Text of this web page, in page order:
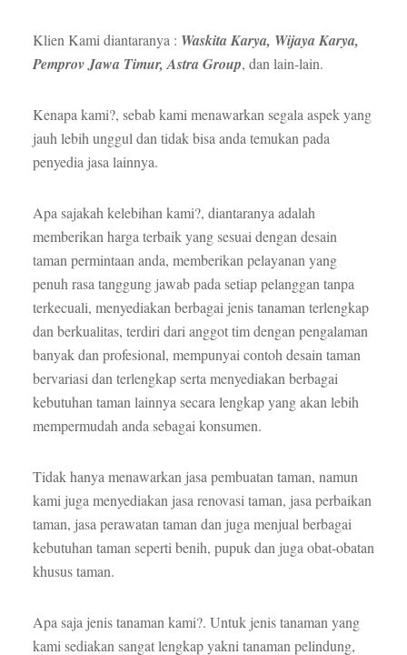
Klien Kami diantaranya : Waskita Karya, Wijaya Karya,
Pemprov Jawa Timur, Astra Group, dan lain-lain.
Kenapa kami?, sebab kami menawarkan segala aspek yang
jauh lebih unggul dan tidak bisa anda temukan pada
penyedia jasa lainnya.
Apa sajakah kelebihan kami?, diantaranya adalah
memberikan harga terbaik yang sesuai dengan desain
taman permintaan anda, memberikan pelayanan yang
penuh rasa tanggung jawab pada setiap pelanggan tanpa
terkecuali, menyediakan berbagai jenis tanaman terlengkap
dan berkualitas, terdiri dari anggot tim dengan pengalaman
banyak dan profesional, mempunyai contoh desain taman
bervariasi dan terlengkap serta menyediakan berbagai
kebutuhan taman lainnya secara lengkap yang akan lebih
mempermudah anda sebagai konsumen.
Tidak hanya menawarkan jasa pembuatan taman, namun
kami juga menyediakan jasa renovasi taman, jasa perbaikan
taman, jasa perawatan taman dan juga menjual berbagai
kebutuhan taman seperti benih, pupuk dan juga obat-obatan
khusus taman.
Apa saja jenis tanaman kami?. Untuk jenis tanaman yang
kami sediakan sangat lengkap yakni tanaman pelindung,